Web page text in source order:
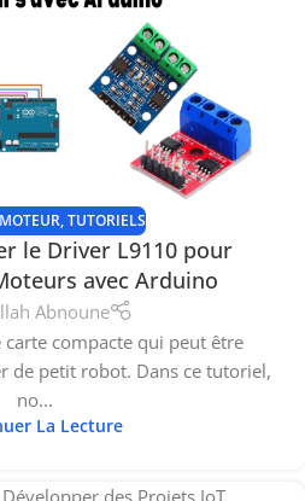
MOTEUR,TUTORIELS
le Driver L9110 pour
avec Arduino
Abnoune
compacte qui peut être
de petit robot. Dans ce tutoriel,
no...
La Lecture